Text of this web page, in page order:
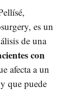
es un
de una
con
afecta a un
que puede